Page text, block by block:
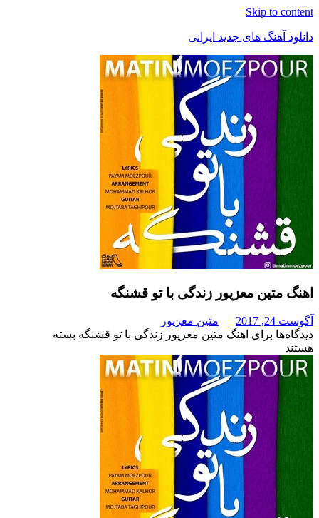
Skip
های جدید ایرانی
معزپور زندگی با تو قشنگه
متین معزپور
برای اهنگ متین معزپور زندگی با تو قشنگهبسته